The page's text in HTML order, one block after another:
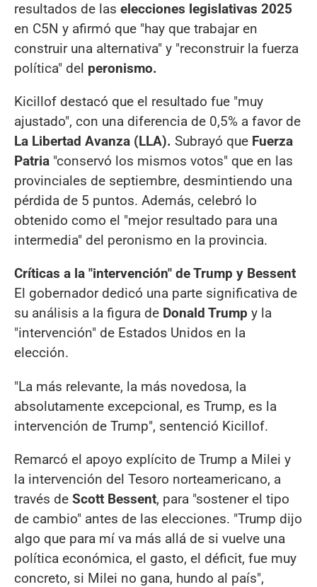
resultados de las elecciones legislativas 2025
en C5N y afirmó que "hay que trabajar en
construir una alternativa" y "reconstruir la fuerza
política" del peronismo.
Kicillof destacó que el resultado fue "muy
ajustado", con una diferencia de 0,5% a favor de
La Libertad Avanza (LLA). Subrayó que Fuerza
Patria "conservó los mismos votos" que en las
provinciales de septiembre, desmintiendo una
pérdida de 5 puntos. Además, celebró lo
obtenido como el "mejor resultado para una
intermedia" del peronismo en la provincia.
Críticas a la "intervención" de Trump y Bessent
El gobernador dedicó una parte significativa de
su análisis a la figura de Donald Trump y la
"intervención" de Estados Unidos en la
elección.
"La más relevante, la más novedosa, la
absolutamente excepcional, es Trump, es la
intervención de Trump", sentenció Kicillof.
Remarcó el apoyo explícito de Trump a Milei y
la intervención del Tesoro norteamericano, a
través de Scott Bessent, para "sostener el tipo
de cambio" antes de las elecciones. "Trump dijo
algo que para mí va más allá de si vuelve una
política económica, el gasto, el déficit, fue muy
concreto, si Milei no gana, hundo al país",